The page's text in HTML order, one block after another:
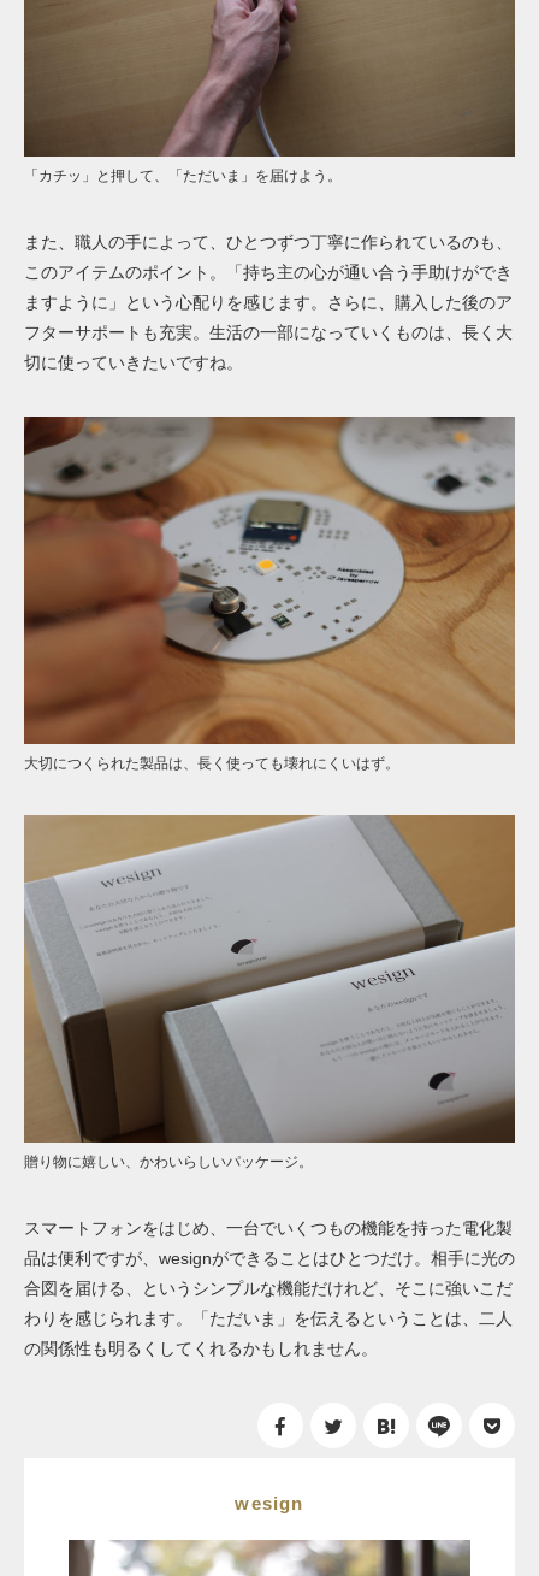
「カチッ」と押して、「ただいま」を届けよう。
また、職人の手によって、ひとつずつ丁寧に作られているのも、
このアイテムのポイント。「持ち主の心が通い合う手助けができ
ますように」という心配りを感じます。さらに、購入した後のア
フターサポートも充実。生活の一部になっていくものは、長く大
切に使っていきたいですね。
大切につくられた製品は、長く使っても壊れにくいはず。
贈り物に嬉しい、かわいらしいパッケージ。
スマートフォンをはじめ、一台でいくつもの機能を持った電化製
品は便利ですが、wesignができることはひとつだけ。相手に光の
合図を届ける、というシンプルな機能だけれど、そこに強いこだ
わりを感じられます。「ただいま」を伝えるということは、二人
の関係性も明るくしてくれるかもしれません。
wesign